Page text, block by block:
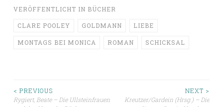
VERÖFFENTLICHT IN BÜCHER
CLARE POOLEY GOLDMANN LIEBE
MONTAGS BEI MONICA ROMAN SCHICKSAL
Beitragsnavigation
< PREVIOUS
Rygiert, Beate – Die Ullsteinfrauen
NEXT >
Kreutzer/Gardein (Hrsg.) – Die